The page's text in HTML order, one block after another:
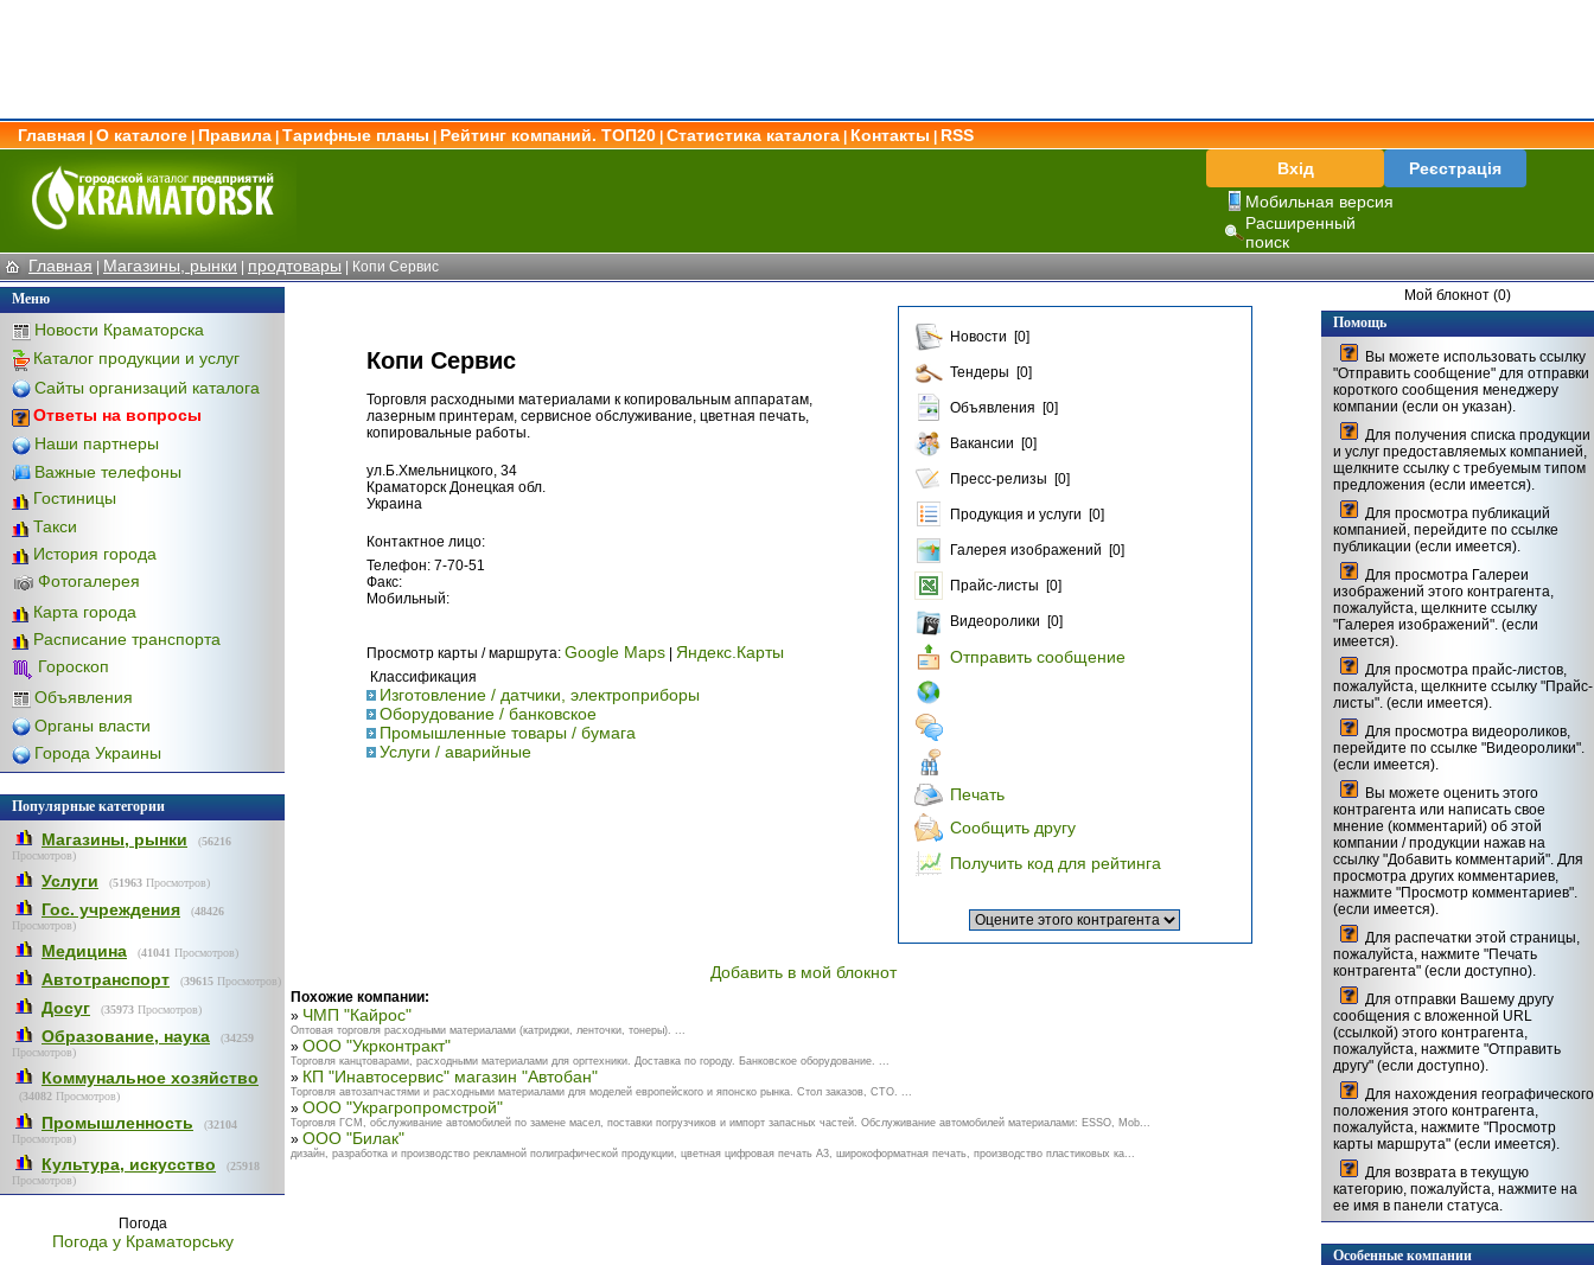
Главная О каталоге Правила Тарифные планы Рейтинг компаний. ТОП20 Статистика каталога Контакты
RSS
Вхід
Реєстрація
Мобильная версия
Расширенный
поиск
Главная | Магазины, рынки | продтовары | Копи Сервис
Меню
Новости Краматорска
Каталог продукции и услуг
Сайты организаций каталога
Ответы на вопросы
Наши партнеры
Важные телефоны
Гостиницы
Такси
История города
Фотогалерея
Карта города
Расписание транспорта
Гороскоп
Объявления
Органы власти
Города Украины
Популярные категории
Магазины, рынки (56216
Просмотров)
Услуги (51963 Просмотров)
Гос. учреждения (48426
Просмотров)
Медицина (41041 Просмотров)
Автотранспорт (39615 Просмотров)
Досуг (35973 Просмотров)
Образование, наука (34259
Просмотров)
Коммунальное хозяйство
(34082 Просмотров)
Промышленность (32104
Просмотров)
Культура, искусство (25918
Просмотров)
Погода
Погода у Краматорську
Копи Сервис
Торговля расходными материалами к копировальным аппаратам,
лазерным принтерам, сервисное обслуживание, цветная печать,
копировальные работы.
ул.Б.Хмельницкого, 34
Краматорск Донецкая обл.
Украина
Контактное лицо:
Телефон: 7-70-51
Факс:
Мобильный:
Просмотр карты / маршрута: Google Maps| Яндекс.Карты
Классификация
Изготовление / датчики, электроприборы
Оборудование / банковское
Промышленные товары / бумага
Услуги / аварийные
Новости [0]
Тендеры [0]
Объявления [0]
Вакансии [0]
Пресс-релизы [0]
Продукция и услуги [0]
Галерея изображений [0]
Прайс-листы [0]
Видеоролики [0]
Отправить сообщение
Печать
Сообщить другу
Получить код для рейтинга
Добавить в мой блокнот
Похожие компании:
» ЧМП "Кайрос"
Оптовая торговля расходными материалами (катриджи, ленточки, тонеры). ...
» ООО "Укрконтракт"
Торговля канцтоварами, расходными материалами для оргтехники. Доставка по городу. Банковское оборудование. ...
» КП "Инавтосервис" магазин "Автобан"
Торговля автозапчастями и расходными материалами для моделей европейского и японско рынка. Стол заказов, СТО. ...
» ООО "Украгропромстрой"
Торговля ГСМ, обслуживание автомобилей по замене масел, поставки погрузчиков и импорт запасных частей. Обслуживание автомобилей материалами: ESSO, Mob...
» ООО "Билак"
дизайн, разработка и производство рекламной полиграфической продукции, цветная цифровая печать А3, широкоформатная печать, производство пластиковых ка...
Мой блокнот (0)
Помощь
Вы можете использовать ссылку
"Отправить сообщение" для отправки
короткого сообщения менеджеру
компании (если он указан).
Для получения списка продукции
и услуг предоставляемых компанией,
щелкните ссылку с требуемым типом
предложения (если имеется).
Для просмотра публикаций
компанией, перейдите по ссылке
публикации (если имеется).
Для просмотра Галереи
изображений этого контрагента,
пожалуйста, щелкните ссылку
"Галерея изображений". (если
имеется).
Для просмотра прайс-листов,
пожалуйста, щелкните ссылку "Прайс-
листы". (если имеется).
Для просмотра видеороликов,
перейдите по ссылке "Видеоролики".
(если имеется).
Вы можете оценить этого
контрагента или написать свое
мнение (комментарий) об этой
компании / продукции нажав на
ссылку "Добавить комментарий". Для
просмотра других комментариев,
нажмите "Просмотр комментариев".
(если имеется).
Для распечатки этой страницы,
пожалуйста, нажмите "Печать
контрагента" (если доступно).
Для отправки Вашему другу
сообщения с вложенной URL
(ссылкой) этого контрагента,
пожалуйста, нажмите "Отправить
другу" (если доступно).
Для нахождения географического
положения этого контрагента,
пожалуйста, нажмите "Просмотр
карты маршрута" (если имеется).
Для возврата в текущую
категорию, пожалуйста, нажмите на
ее имя в панели статуса.
Особенные компании